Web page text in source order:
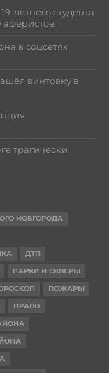
летнего студента
аферистов
в соцсетях
винтовку в
трагически
НОВГОРОДА
ДТП
ПАРКИ И СКВЕРЫ
ПОЖАРЫ
ПРАВО